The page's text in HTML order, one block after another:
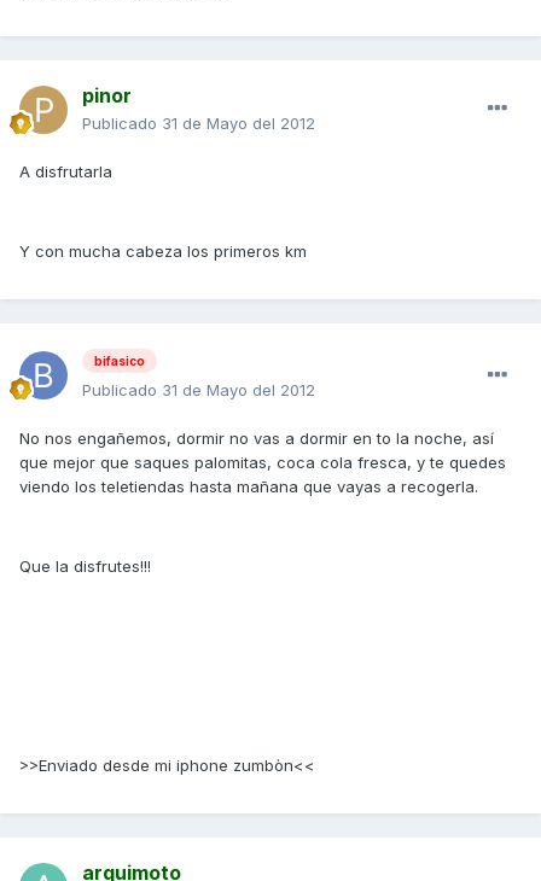
pinor
Publicado 31 de Mayo del 2012
A disfrutarla
Y con mucha cabeza los primeros km
bifasico
Publicado 31 de Mayo del 2012
No nos engañemos, dormir no vas a dormir en to la noche, así
que mejor que saques palomitas, coca cola fresca, y te quedes
viendo los teletiendas hasta mañana que vayas a recogerla.
Que la disfrutes!!!
>>Enviado desde mi iphone zumbòn<<
arquimoto